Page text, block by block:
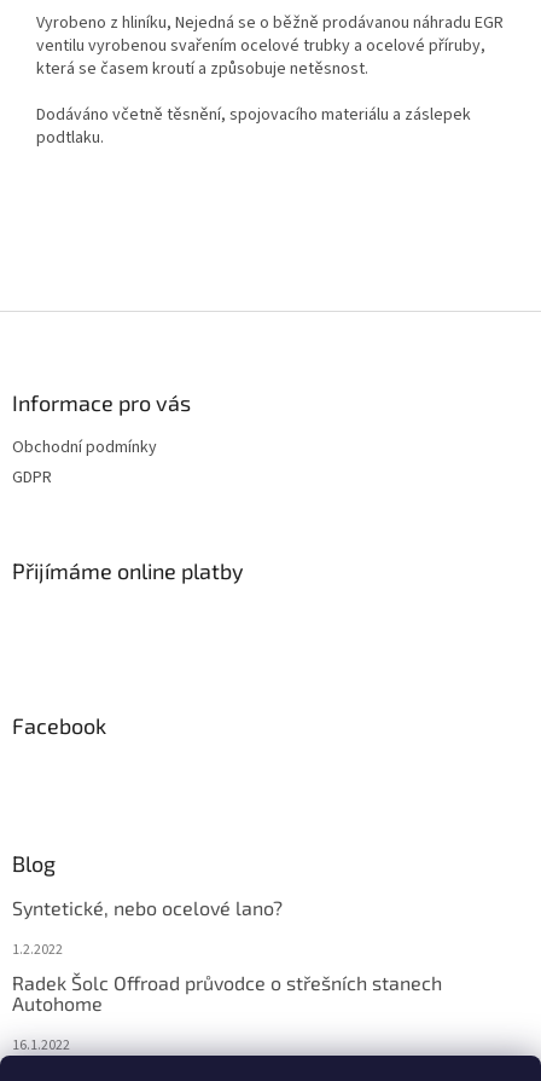
Vyrobeno z hliníku, Nejedná se o běžně prodávanou náhradu EGR
ventilu vyrobenou svařením ocelové trubky a ocelové příruby,
která se časem kroutí a způsobuje netěsnost.
Dodáváno včetně těsnění, spojovacího materiálu a záslepek
podtlaku.
Informace pro vás
Obchodní podmínky
GDPR
Přijímáme online platby
Facebook
Blog
Syntetické, nebo ocelové lano?
1.2.2022
Radek Šolc Offroad průvodce o střešních stanech
Autohome
16.1.2022